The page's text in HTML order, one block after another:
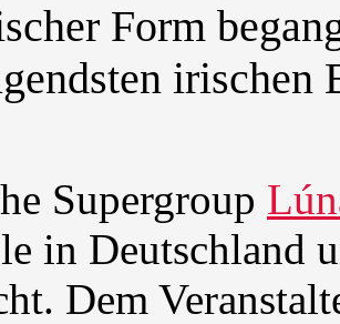
Form
irischen
Supergroup
in Deutschland
Dem